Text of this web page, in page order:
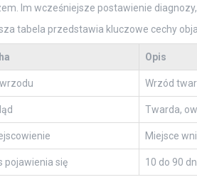
Im wcześniejsze postawienie
tabela przedstawia kluczowe cechy
Opis
Wrzód
Twarda,
Miejsce
pojawienia się 10 do 90